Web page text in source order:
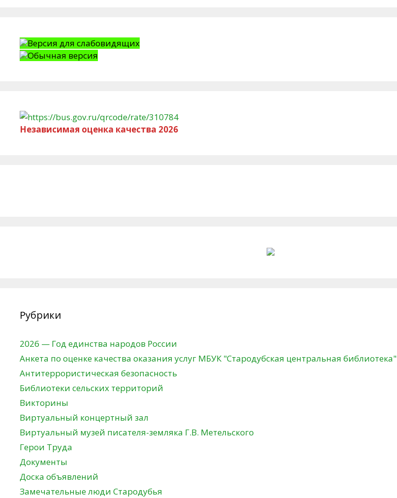
Версия для слабовидящих
Обычная версия
Независимая оценка качества 2026
Рубрики
2026 — Год единства народов России
Анкета по оценке качества оказания услуг МБУК "Стародубская центральная библиотека"
Антитеррористическая безопасность
Библиотеки сельских территорий
Викторины
Виртуальный концертный зал
Виртуальный музей писателя-земляка Г.В. Метельского
Герои Труда
Документы
Доска объявлений
Замечательные люди Стародубья